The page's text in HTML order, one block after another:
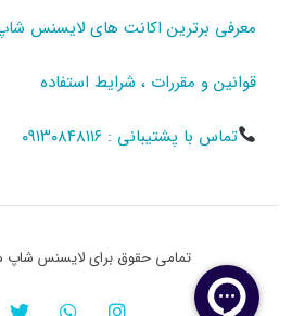
معرفی برترین اکانت های لایسنس
قوانین و مقررات ، شرایط استفاده
تماس با پشتیبانی : ۰۹۱۳۰۸۴۸۱۱۶
تمامی حقوق برای لایسنس